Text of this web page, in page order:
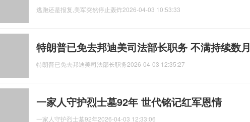
逃跑还是报复,美军突然停止轰炸2026-04-03 10:53:33
特朗普已免去邦迪美司法部长职务 不满持续数月
特朗普已免去邦迪美司法部长职务2026-04-03 12:35:27
一家人守护烈士墓92年 世代铭记红军恩情
一家人守护烈士墓92年2026-04-03 12:33:06